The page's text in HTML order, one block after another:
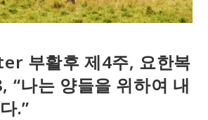
부활후 제4주, 요한복
“나는 양들을 위하여 내
.”